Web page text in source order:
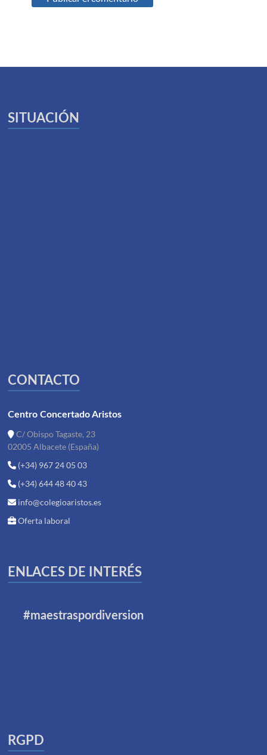
SITUACIÓN
CONTACTO
Centro Concertado Aristos
C/ Obispo Tagaste, 23
02005 Albacete (España)
(+34) 967 24 05 03
(+34) 644 48 40 43
info@colegioaristos.es
Oferta laboral
ENLACES DE INTERÉS
#maestraspordiversion
RGPD